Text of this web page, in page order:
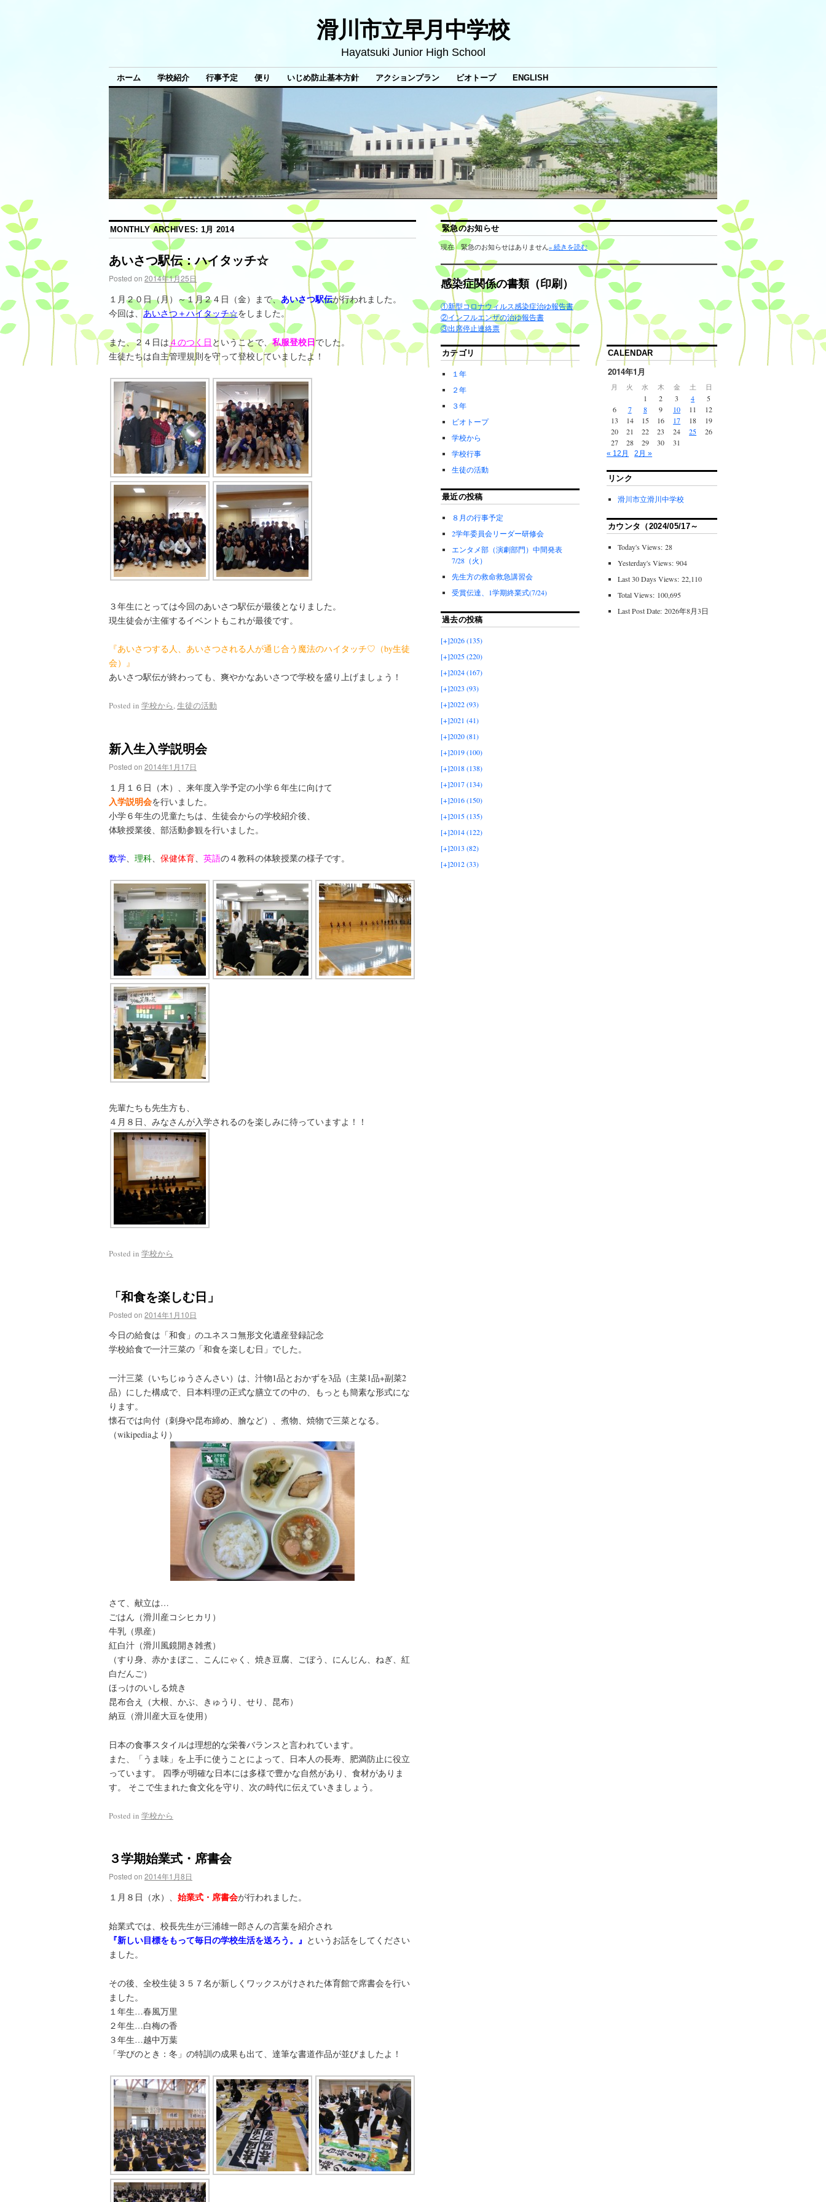
滑川市立早月中学校
Hayatsuki Junior High School
ホーム 学校紹介 行事予定 便り いじめ防止基本方針 アクションプラン ビオトープ ENGLISH
MONTHLY ARCHIVES: 1月 2014
あいさつ駅伝：ハイタッチ☆
Posted on 2014年1月25日
１月２０日（月）～１月２４日（金）まで、あいさつ駅伝が行われました。
今回は、あいさつ＋ハイタッチ☆をしました。
また、２４日は４のつく日 ということで、私服登校日でした。
生徒たちは自主管理規則を守って登校していましたよ！
３年生にとっては今回のあいさつ駅伝が最後となりました。
現生徒会が主催するイベントもこれが最後です。
『あいさつする人、あいさつされる人が通じ合う魔法のハイタッチ♡（by生徒
会）』
あいさつ駅伝が終わっても、爽やかなあいさつで学校を盛り上げましょう！
Posted in 学校から,生徒の活動
新入生入学説明会
Posted on 2014年1月17日
１月１６日（木）、来年度入学予定の小学６年生に向けて
入学説明会を行いました。
小学６年生の児童たちは、生徒会からの学校紹介後、
体験授業後、部活動参観を行いました。
数学、 理科、 保健体育、 英語の４教科の体験授業の様子です。
先輩たちも先生方も、
４月８日、みなさんが入学されるのを楽しみに待っていますよ！！
Posted in 学校から
「和食を楽しむ日」
Posted on 2014年1月10日
今日の給食は「和食」のユネスコ無形文化遺産登録記念
学校給食で一汁三菜の「和食を楽しむ日」でした。
一汁三菜（いちじゅうさんさい）は、汁物1品とおかずを3品（主菜1品+副菜2
品）にした構成で、日本料理の正式な膳立ての中の、もっとも簡素な形式にな
ります。
懐石では向付（刺身や昆布締め、膾など）、煮物、焼物で三菜となる。
（wikipediaより）
さて、献立は…
ごはん（滑川産コシヒカリ）
牛乳（県産）
紅白汁（滑川風鏡開き雑煮）
（すり身、赤かまぼこ、こんにゃく、焼き豆腐、ごぼう、にんじん、ねぎ、紅
白だんご）
ほっけのいしる焼き
昆布合え（大根、かぶ、きゅうり、せり、昆布）
納豆（滑川産大豆を使用）
日本の食事スタイルは理想的な栄養バランスと言われています。
また、「うま味」を上手に使うことによって、日本人の長寿、肥満防止に役立
っています。 四季が明確な日本には多様で豊かな自然があり、食材がありま
す。 そこで生まれた食文化を守り、次の時代に伝えていきましょう。
Posted in 学校から
３学期始業式・席書会
Posted on 2014年1月8日
１月８日（水）、 始業式・席書会が行われました。
始業式では、校長先生が三浦雄一郎さんの言葉を紹介され
『新しい目標をもって毎日の学校生活を送ろう。』 というお話をしてください
ました。
その後、全校生徒３５７名が新しくワックスがけされた体育館で席書会を行い
ました。
１年生…春風万里
２年生…白梅の香
３年生…越中万葉
「学びのとき：冬」の特訓の成果も出て、達筆な書道作品が並びましたよ！
緊急のお知らせ
現在 緊急のお知らせはありません» 続きを読む
感染症関係の書類（印刷）
①新型コロナウィルス感染症治ゆ報告書
②インフルエンザの治ゆ報告書
③出席停止連絡票
カテゴリ
１年
２年
３年
ビオトープ
学校から
学校行事
生徒の活動
最近の投稿
８月の行事予定
2学年委員会リーダー研修会
エンタメ部（演劇部門）中間発表
7/28（火）
先生方の救命救急講習会
受賞伝達、1学期終業式(7/24)
過去の投稿
[+]2026 (135)
[+]2025 (220)
[+]2024 (167)
[+]2023 (93)
[+]2022 (93)
[+]2021 (41)
[+]2020 (81)
[+]2019 (100)
[+]2018 (138)
[+]2017 (134)
[+]2016 (150)
[+]2015 (135)
[+]2014 (122)
[+]2013 (82)
[+]2012 (33)
CALENDAR
2014年1月
月 火 水 木 金 土 日
1 2 3 4
5
6
7 8 9 10 11
12
13
14 15 16 17 18
19
20
21 22 23 24 25
26
27
28 29 30 31
« 12月 2月 »
リンク
滑川市立滑川中学校
カウンタ（2024/05/17～
Today's Views:28
Yesterday's Views:904
Last 30 Days Views:22,110
Total Views: 100,695
Last Post Date:2026年8月3日